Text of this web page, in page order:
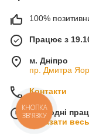
100%
Працює з
м. Дніпро
пр. Дмитра
Контакти
Сьогодні
Показати
КНОПКА
ЗВ'ЯЗКУ